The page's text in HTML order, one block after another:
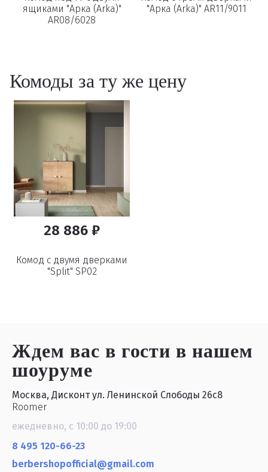
ящиками "Арка (Arka)"
AR08/6028
"Арка (Arka)" AR11/9011
Комоды за ту же цену
28 886 ₽
Комод с двумя дверками
"Split" SP02
Ждем вас в гостив нашем
шоуруме
Москва, Дисконт ул. Ленинской Слободы 26с8
Roomer
ежедневно, с 10:00 до 19:00
8 495 120-66-23
berbershopofficial@gmail.com
Удаление
Вы точно хотите удалить
товар из корзины?